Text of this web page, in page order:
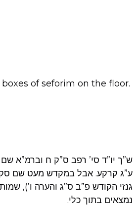
of seforim on the floor.
ש”ך יו”ד סי’ רפב ס”ק ח וברמ”א
ע”ג קרקע. אבל במקדש מעט שם
גנזי הקודש פ”ב ס”ג והערה ו’),
נמצאים בתוך כלי.